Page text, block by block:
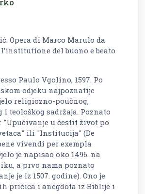
Opera di Marco Marulo da
del buono e beato
Paulo Vgolino, 1597. Po
odjeku najpoznatije
religiozno-poučnog,
teološkog sadržaja. Poznato
"Upućivanje u čestit život po
ili "Institucija" (De
vivendi per exempla
je napisao oko 1496. na
a prvo nama poznato
je iz 1507. godine). Ono je
pričica i anegdota iz Biblije i